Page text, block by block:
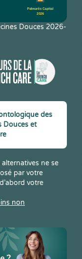
Douces 2026-
des
Douces et
ne se
par votre
votre
non